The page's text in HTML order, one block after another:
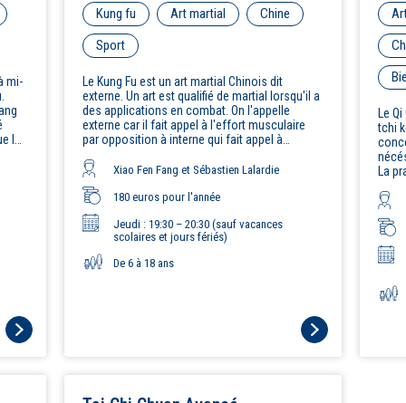
mi-
le
Kung fu Art martial
Chine
Sport
Le Kung Fu est un art martial Chinois dit
externe. Un art est qualifié de martial lorsqu'il a
des applications en combat. On l'appelle
externe car il fait appel à l'effort musculaire
par opposition à interne qui fait appel à
emblématiques du Kung Fu sont Bruce Lee,
Jackie Chan, Jet Li ou même Po, le panda de
Kung-fu Panda !
Xiao Fen Fang et Sébastien Lalardie
180 euros pour l'année
Jeudi : 19:30 – 20:30 (sauf vacances
scolaires et jours fériés)
De 6 à 18 ans
Le Qi
tchi
La
de
des